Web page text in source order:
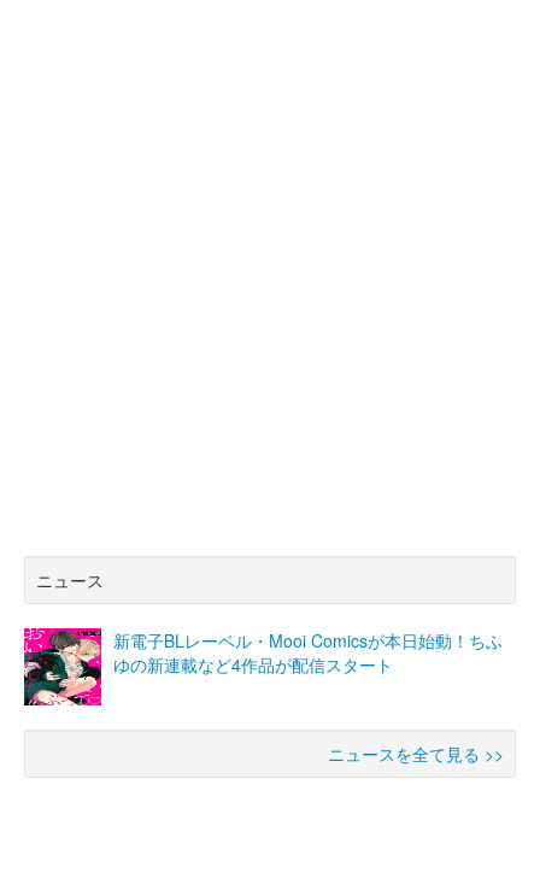
ニュース
新電子BLレーベル・Mooi Comicsが本日始動！ちふ
ゆの新連載など4作品が配信スタート
ニュースを全て見る >>